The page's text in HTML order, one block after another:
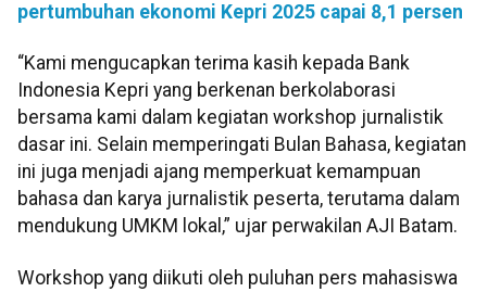
pertumbuhan ekonomi Kepri 2025 capai 8,1 persen
“Kami mengucapkan terima kasih kepada Bank
Indonesia Kepri yang berkenan berkolaborasi
bersama kami dalam kegiatan workshop jurnalistik
dasar ini. Selain memperingati Bulan Bahasa, kegiatan
ini juga menjadi ajang memperkuat kemampuan
bahasa dan karya jurnalistik peserta, terutama dalam
mendukung UMKM lokal,” ujar perwakilan AJI Batam.
Workshop yang diikuti oleh puluhan pers mahasiswa